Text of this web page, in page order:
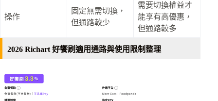
操作
固定無需切換，
但通路較少
需要切換權益才
能享有高優惠，
但通路較多
2026 Richart 好饗刷適用通路與使用限制整理